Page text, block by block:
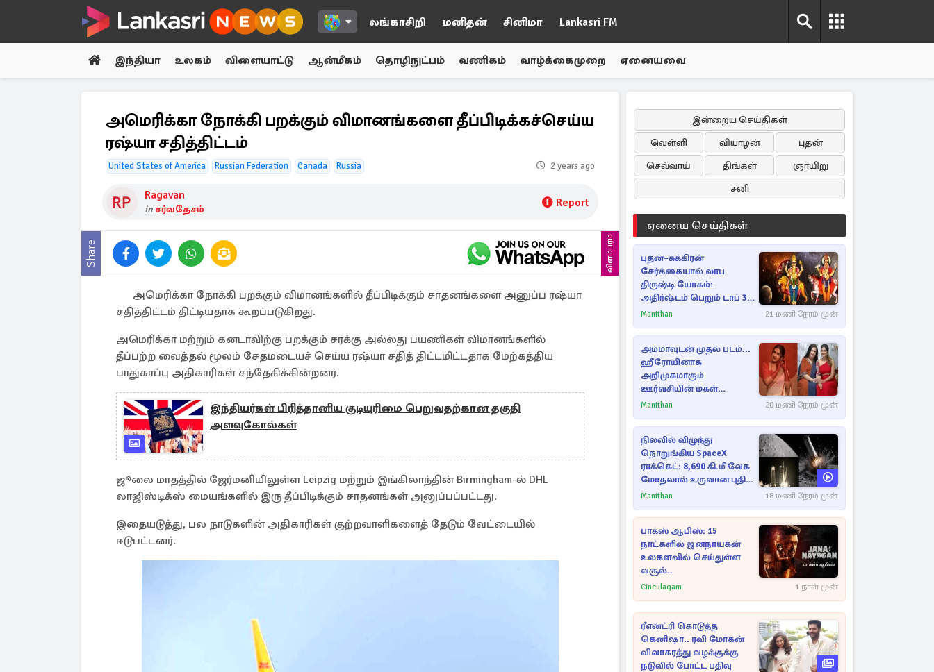
லங்காசிறி மனிதன் சினிமா Lankasri FM
இந்தியா உலகம் விளையாட்டு ஆன்மீகம் தொழிநுட்பம் வணிகம் வாழ்க்கைமுறை ஏனையவை
அமெரிக்கா நோக்கி பறக்கும் விமானங்களை தீப்பிடிக்கச்செய்ய
ரஷ்யா சதித்திட்டம்
United States of America Russian Federation Canada Russia 2 years ago
Ragavan
in சர்வதேசம் Report
Share விளம்பரம்
அமெரிக்கா நோக்கி பறக்கும் விமானங்களில் தீப்பிடிக்கும் சாதனங்களை அனுப்ப ரஷ்யா
சதித்திட்டம் திட்டியதாக கூறப்படுகிறது.
அமெரிக்கா மற்றும் கனடாவிற்கு பறக்கும் சரக்கு அல்லது பயணிகள் விமானங்களில்
தீப்பற்ற வைத்தல் மூலம் சேதமடையச் செய்ய ரஷ்யா சதித் திட்டமிட்டதாக மேற்கத்திய
பாதுகாப்பு அதிகாரிகள் சந்தேகிக்கின்றனர்.
இந்தியர்கள் பிரித்தானிய குடியுரிமை பெறுவதற்கான தகுதி
அளவுகோல்கள்
ஜூலை மாதத்தில் ஜேர்மனியிலுள்ள Leipzig மற்றும் இங்கிலாந்தின் Birmingham-ல் DHL
லாஜிஸ்டிக்ஸ் மையங்களில் இரு தீப்பிடிக்கும் சாதனங்கள் அனுப்பப்பட்டது.
இதையடுத்து, பல நாடுகளின் அதிகாரிகள் குற்றவாளிகளைத் தேடும் வேட்டையில்
ஈடுபட்டனர்.
இன்றைய செய்திகள்
வெள்ளி
வியாழன்
புதன்
செவ்வாய்
திங்கள்
ஞாயிறு
சனி
ஏனைய செய்திகள்
புதன்–சுக்கிரன்
சேர்க்கையால் லாப
திருஷ்டி யோகம்:
அதிர்ஷ்டம் பெறும் டாப் 3
ராசிகள்!
Manithan 21 மணி நேரம் முன்
அம்மாவுடன் முதல் படம்...
ஹீரோயினாக
அறிமுகமாகும்
ஊர்வசியின் மகள்
தேஜலட்சுமி!
Manithan 20 மணி நேரம் முன்
நிலவில் விழுந்து
நொறுங்கிய SpaceX
ராக்கெட்: 8,690 கி.மீ வேக
மோதலால் உருவான புதிய
பள்ளம்!
Manithan 18 மணி நேரம் முன்
பாக்ஸ் ஆபிஸ்: 15
நாட்களில் ஜனநாயகன்
உலகளவில் செய்துள்ள
வசூல்..
Cineulagam 1 நாள் முன்
ரீஎன்ட்ரி கொடுத்த
கெனிஷா.. ரவி மோகன்
விவாகரத்து வழக்குக்கு
நடுவில் போட்ட பதிவு